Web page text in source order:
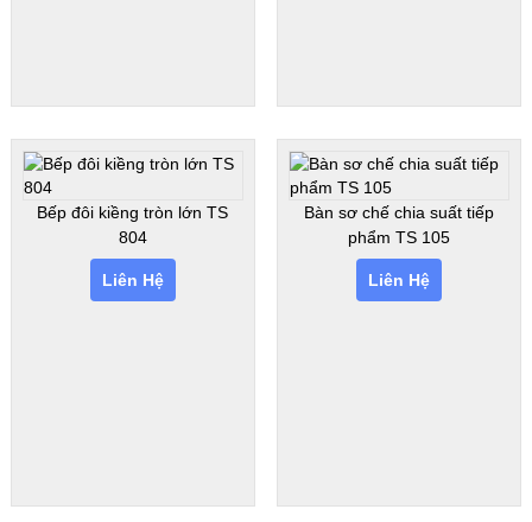
Bếp đôi kiềng tròn lớn TS
804
Liên Hệ
Bàn sơ chế chia suất tiếp
phẩm TS 105
Liên Hệ